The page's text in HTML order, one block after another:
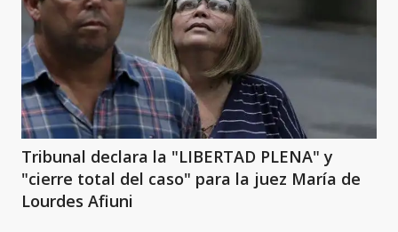
Tribunal declara la "LIBERTAD PLENA" y
"cierre total del caso" para la juez María de
Lourdes Afiuni